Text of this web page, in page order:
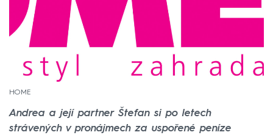
HOME
Andrea a její partner Štefan si po letech
strávených v pronájmech za uspořené peníze